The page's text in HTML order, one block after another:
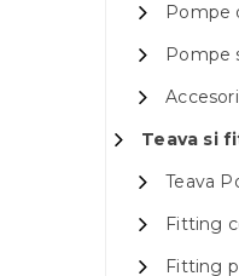
Pompe
Pompe
Teava si
Teava
Fitting
Fitting